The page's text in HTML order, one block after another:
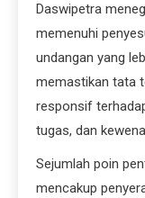
Daswipetra
memenuhi
undangan yang
memastikan tata
responsif
tugas, dan
Sejumlah poin
mencakup